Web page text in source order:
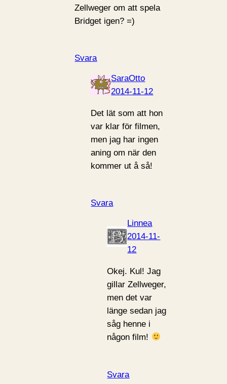
Zellweger om att spela
Bridget igen? =)
Svara
SaraOtto
2014-11-12
Det lät som att hon
var klar för filmen,
men jag har ingen
aning om när den
kommer ut å så!
Svara
Linnea
2014-11-
12
Okej. Kul! Jag
gillar Zellweger,
men det var
länge sedan jag
såg henne i
någon film!
Svara